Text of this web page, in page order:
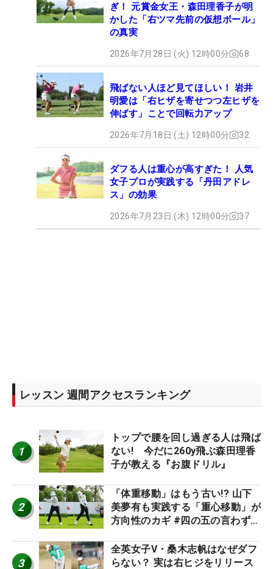
ぎ！ 元賞金女王・森田理香子が明
かした「右ツマ先前の仮想ボール」
の真実
2026年7月28日 (火) 12時00分 68
飛ばない人ほど見てほしい！ 岩井
明愛は「右ヒザを寄せつつ左ヒザを
伸ばす」ことで回転力アップ
2026年7月18日 (土) 12時00分 32
ダフる人は重心が高すぎた！ 人気
女子プロが実践する「丹田アドレ
ス」の効果
2026年7月23日 (木) 12時00分 37
レッスン 週間アクセスランキング
1
トップで腰を回し過ぎる人は飛ば
ない! 今だに260y飛ぶ森田理香
子が教える『お腹ドリル』
2
「体重移動」はもう古い!? 山下
美夢有も実践する「重心移動」が
方向性のカギ #四の五の言わず振
3
全英女子V・桑木志帆はなぜダフ
らない？ 実は右ヒジをリリース